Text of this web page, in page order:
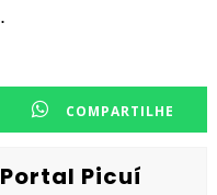
COMPARTILHE
Picuí